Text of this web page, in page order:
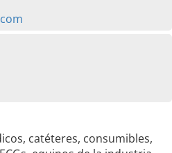
catéteres, consumibles,